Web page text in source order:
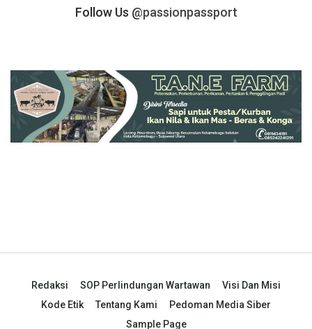
Follow Us @passionpassport
Redaksi SOP Perlindungan Wartawan
Visi Dan Misi
Kode Etik
Tentang Kami
Pedoman Media Siber
Sample Page